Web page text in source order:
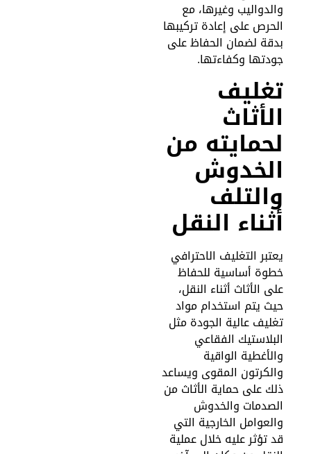
وغيرها، مع
على إعادة تركيبها
لضمان الحفاظ على
وكفاءتها.
من
النقل
التغليف الاحترافي
أساسية للحفاظ
الأثاث أثناء النقل،
يتم استخدام مواد
عالية الجودة مثل
الفقاعي
الواقية
المقوى ويساعد
على حماية الأثاث من
والخدوش
الخارجية التي
تؤثر عليه خلال عملية